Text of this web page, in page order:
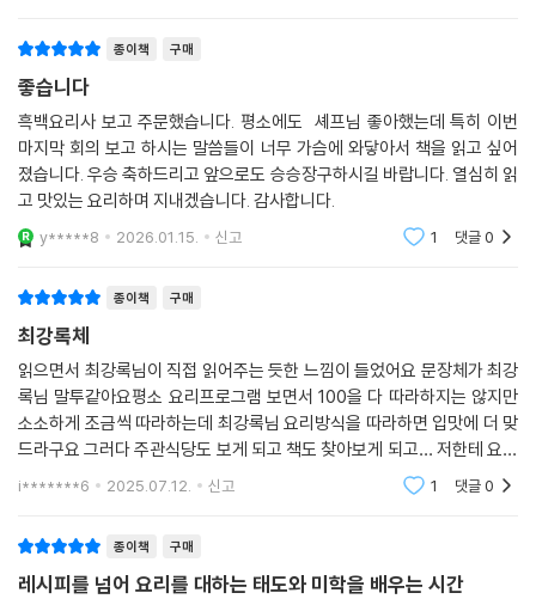
종이책 구매
좋습니다
흑백요리사 보고 주문했습니다. 평소에도 셰프님 좋아했는데 특히 이번
마지막 회의 보고 하시는 말씀들이 너무 가슴에 와닿아서 책을 읽고 싶어
졌습니다. 우승 축하드리고 앞으로도 승승장구하시길 바랍니다. 열심히 읽
고 맛있는 요리하며 지내겠습니다. 감사합니다.
y*****8 2026.01.15. 신고 1 댓글0
종이책 구매
최강록체
읽으면서 최강록님이 직접 읽어주는 듯한 느낌이 들었어요 문장체가 최강
록님 말투같아요평소 요리프로그램 보면서 100을 다 따라하지는 않지만
소소하게 조금씩 따라하는데 최강록님 요리방식을 따라하면 입맛에 더 맞
드라구요 그러다 주관식당도 보게 되고 책도 찾아보게 되고… 저한테 요리
를 한다는 것은 그냥 아이밥인데 그 아이가 다커서 밖에서 사먹으니 내밥
i*******6 2025.07.12. 신고 1 댓글0
종이책 구매
레시피를 넘어 요리를 대하는 태도와 미학을 배우는 시간